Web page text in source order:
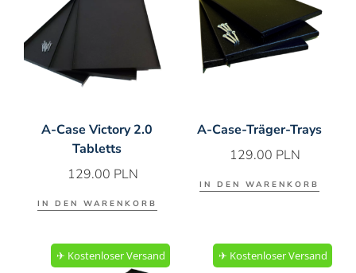
A-Case Victory 2.0
Tabletts
129.00 PLN
IN DEN WARENKORB
A-Case-Träger-Trays
129.00 PLN
IN DEN WARENKORB
✈︎ Kostenloser Versand ✈︎ Kostenloser Versand